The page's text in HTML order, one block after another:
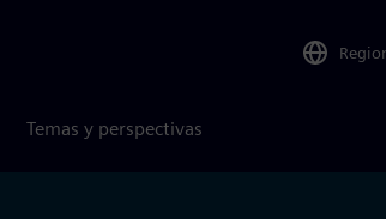
Temas y perspectivas